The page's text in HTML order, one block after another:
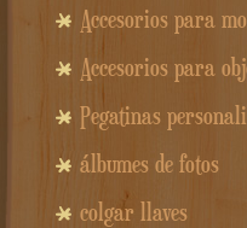
Accesorios para
Accesorios para
Pegatinas
álbumes de fotos
colgar llaves